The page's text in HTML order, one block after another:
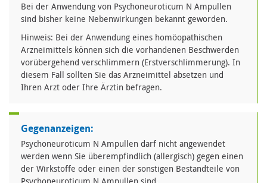
Bei der Anwendung von Psychoneuroticum N Ampullen
sind bisher keine Nebenwirkungen bekannt geworden.
Hinweis: Bei der Anwendung eines homöopathischen
Arzneimittels können sich die vorhandenen Beschwerden
vorübergehend verschlimmern (Erstverschlimmerung). In
diesem Fall sollten Sie das Arzneimittel absetzen und
Ihren Arzt oder Ihre Ärztin befragen.
Gegenanzeigen:
Psychoneuroticum N Ampullen darf nicht angewendet
werden wenn Sie überempfindlich (allergisch) gegen einen
der Wirkstoffe oder einen der sonstigen Bestandteile von